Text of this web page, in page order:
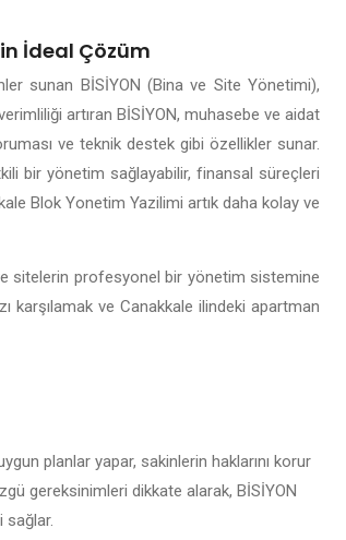
İdeal Çözüm
sunan BİSİYON (Bina ve Site Yönetimi),
artıran BİSİYON, muhasebe ve aidat
ve teknik destek gibi özellikler sunar.
bir yönetim sağlayabilir, finansal süreçleri
Blok Yonetim Yazilimi artık daha kolay ve
sitelerin profesyonel bir yönetim sistemine
karşılamak ve Canakkale ilindeki apartman
planlar yapar, sakinlerin haklarını korur
gereksinimleri dikkate alarak, BİSİYON
sağlar.